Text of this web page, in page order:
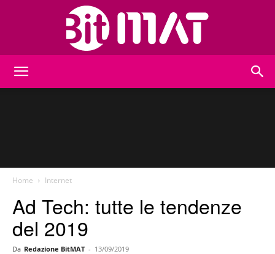
Home Internet
Ad Tech: tutte le tendenze
del 2019
Da Redazione BitMAT - 13/09/2019